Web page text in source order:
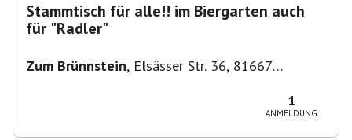
Stammtisch für alle!! im Biergarten auch
für "Radler"
Zum Brünnstein, Elsässer Str. 36, 81667
1
ANMELDUNG